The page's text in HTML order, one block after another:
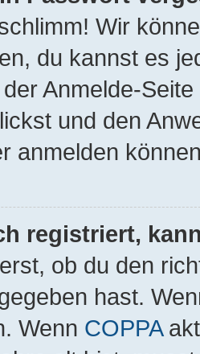
Wir
du kannst es
Anmelde-
und den
anmelden
registriert,
ob du den
hast.
Wenn COPPA